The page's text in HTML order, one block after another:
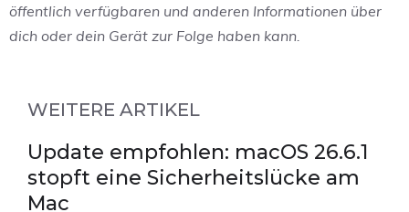
öffentlich verfügbaren und anderen Informationen über
dich oder dein Gerät zur Folge haben kann.
WEITERE ARTIKEL
Update empfohlen: macOS 26.6.1
stopft eine Sicherheitslücke am
Mac